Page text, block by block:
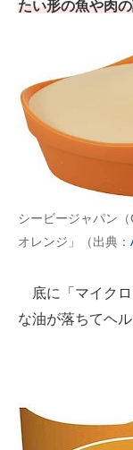
たい形の魚や肉
シービージャパン
オレンジ」（出典：
底に「マイクロ
な油が落ちてヘ